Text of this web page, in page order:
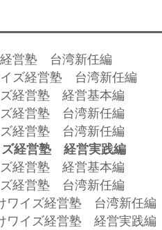
経営塾 台湾新任編
イズ経営塾 台湾新任編
ズ経営塾 経営基本編
ズ経営塾 台湾新任編
ズ経営塾 台湾新任編
ズ経営塾 経営実践編
ズ経営塾 経営基本編
ズ経営塾 台湾新任編
ワイズ経営塾 台湾新任編
ワイズ経営塾 経営実践編